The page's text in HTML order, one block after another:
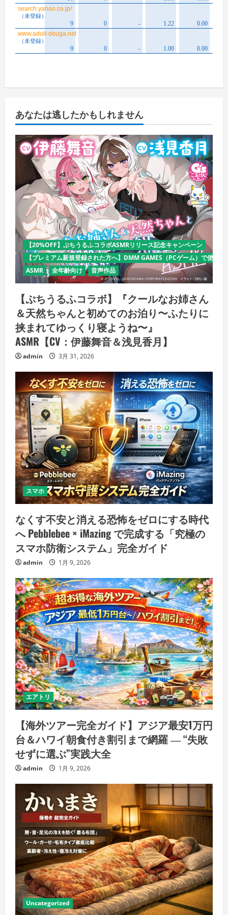
あなたは逃したかもしれません
【20%OFF】ぷちうるふコラボASMRリリース記念キャンペーン
【プレミアム新規登録された方へ】DMM GAMES（PCゲーム）で使え
ASMR
全年齢向け 音声作品
【ぷちうるふコラボ】『クールなお姉さん
＆天然ちゃんと初めてのお泊り〜ふたりに
挟まれてゆっくり寝ようね〜』
ASMR【CV：伊藤舞音＆浅見香月】
admin 3月 31, 2026
スマホ
なくす不安と消える恐怖をゼロにする時代
へ Pebblebee × iMazing で完成する「究極の
スマホ防衛システム」完全ガイド
admin 1月 9, 2026
エアトリ
【海外ツアー完全ガイド】アジア最安1万円
台＆ハワイ朝食付き割引まで網羅 ― “失敗
せずに選ぶ”実践大全
admin 1月 9, 2026
Uncategorized